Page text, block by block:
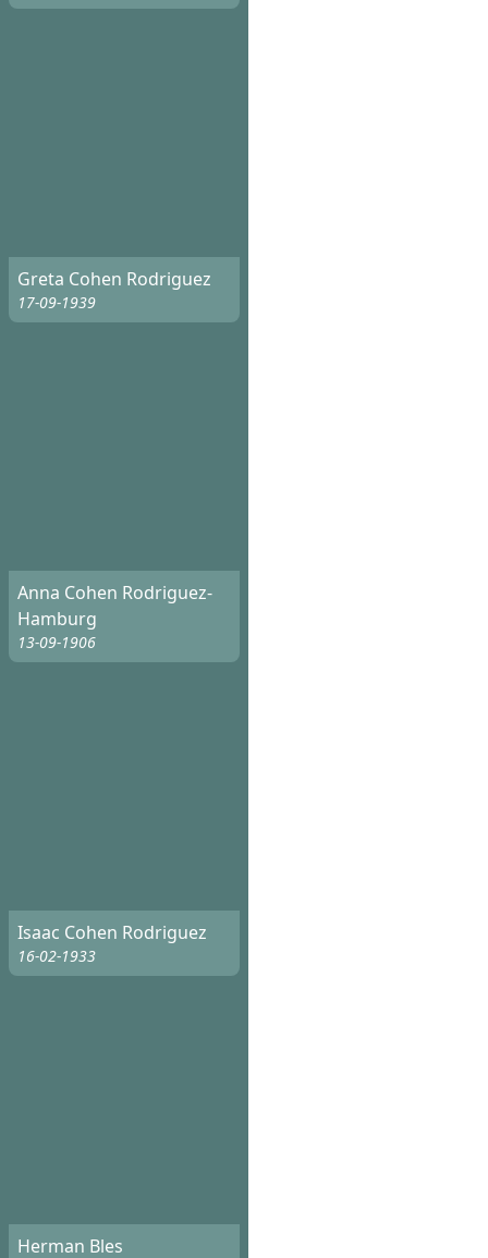
Greta Cohen Rodriguez
17-09-1939
Anna Cohen Rodriguez-
Hamburg
13-09-1906
Isaac Cohen Rodriguez
16-02-1933
Herman Bles